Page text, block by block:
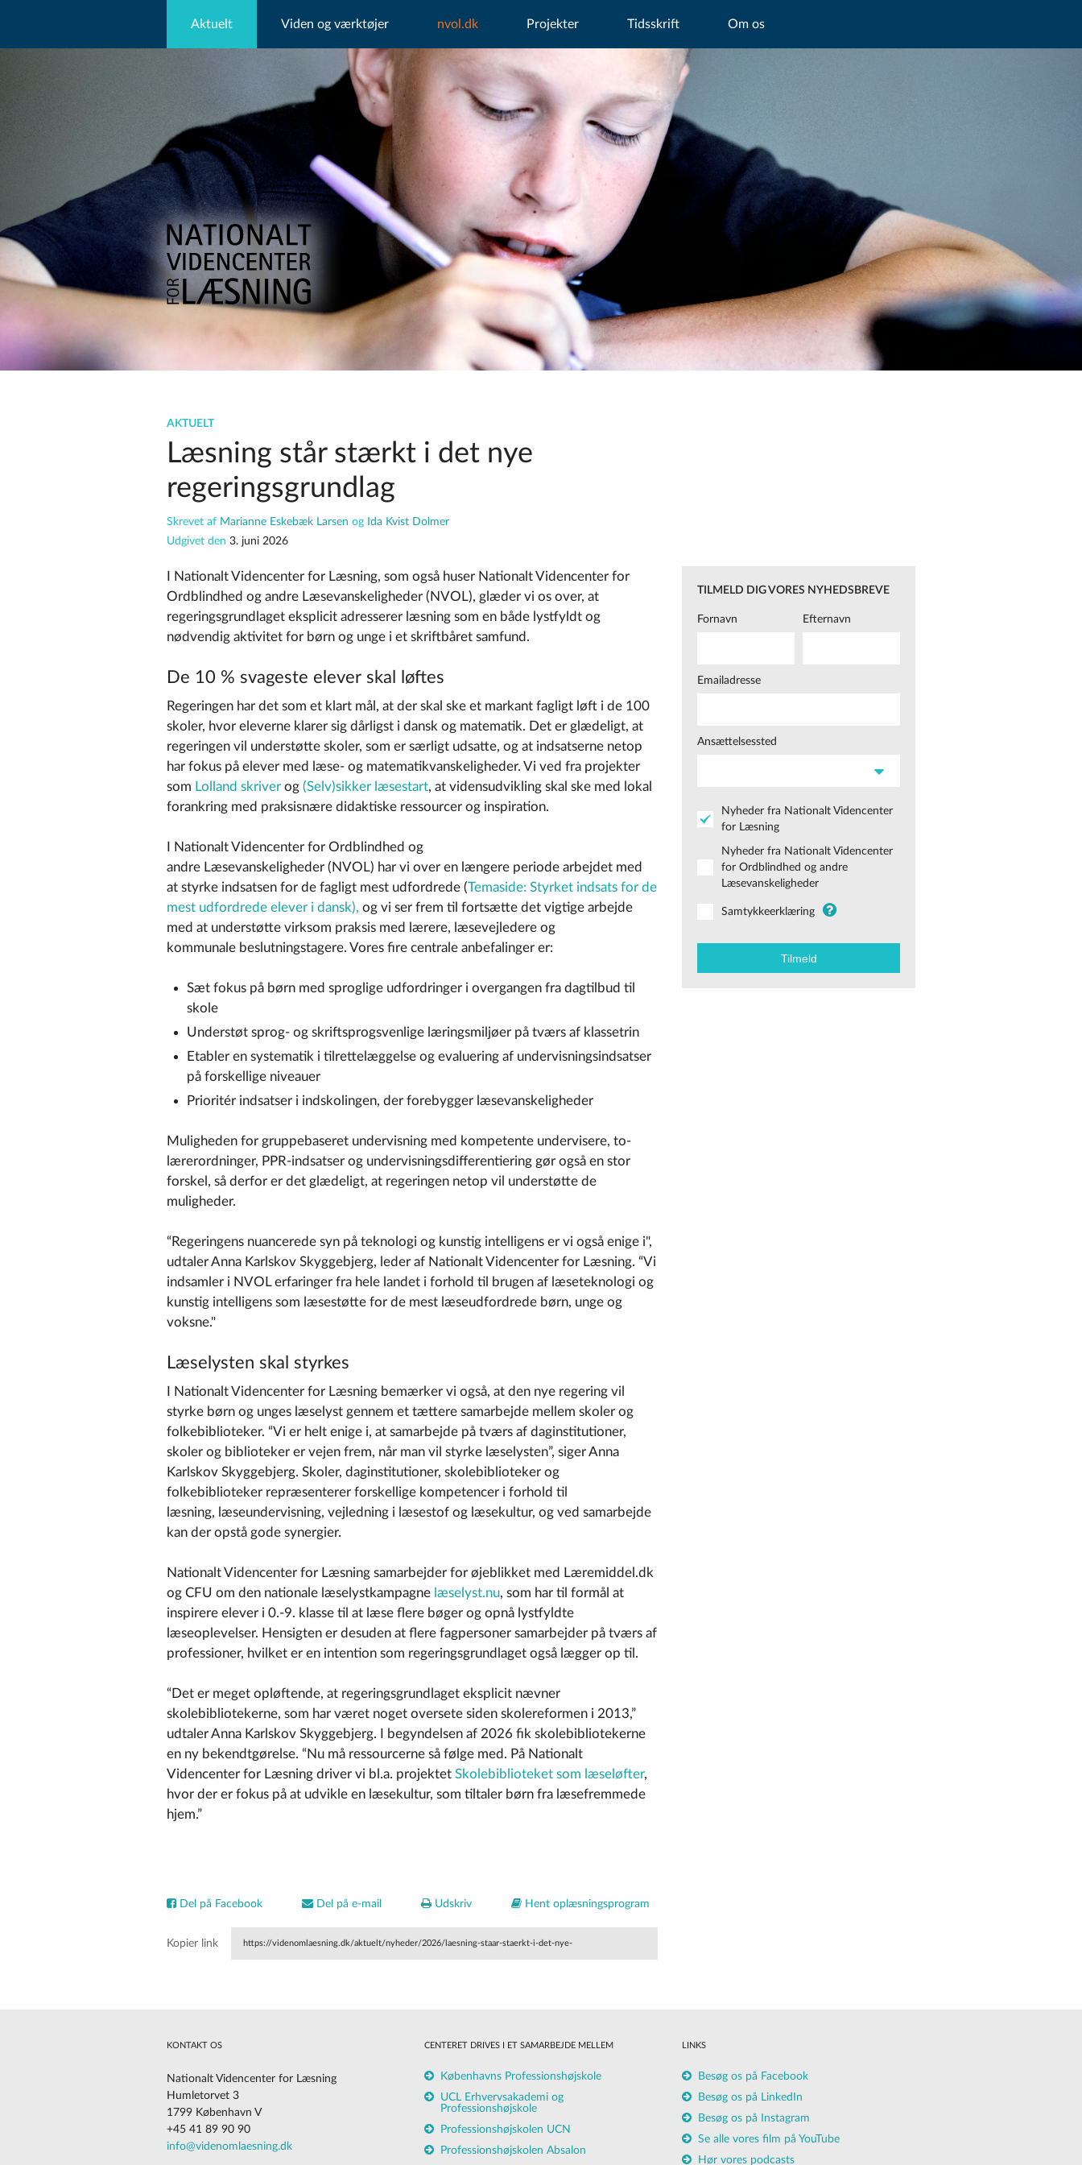
Aktuelt Viden og værktøjer nvol.dk Projekter Tidsskrift Om os
AKTUELT
Læsning står stærkt i det nye
regeringsgrundlag
Skrevet af Marianne Eskebæk Larsen og Ida Kvist Dolmer
Udgivet den 3. juni 2026
Nationalt Videncenter for Læsning, som også huser Nationalt Videncenter for
Ordblindhed og andre Læsevanskeligheder (NVOL), glæder vi os over, at
regeringsgrundlaget eksplicit adresserer læsning som en både lystfyldt og
nødvendig aktivitet for børn og unge i et skriftbåret samfund.
De 10 % svageste elever skal løftes
Regeringen har det som et klart mål, at der skal ske et markant fagligt løft i de 100
skoler, hvor eleverne klarer sig dårligst i dansk og matematik. Det er glædeligt, at
regeringen vil understøtte skoler, som er særligt udsatte, og at indsatserne netop
har fokus på elever med læse- og matematikvanskeligheder. Vi ved fra projekter
som Lolland skriver og (Selv)sikker læsestart, at vidensudvikling skal ske med lokal
forankring med praksisnære didaktiske ressourcer og inspiration.
Nationalt Videncenter for Ordblindhed og
andre Læsevanskeligheder (NVOL) har vi over en længere periode arbejdet med
at styrke indsatsen for de fagligt mest udfordrede (Temaside: Styrket indsats for de
mest udfordrede elever i dansk), og vi ser frem til fortsætte det vigtige arbejde
med at understøtte virksom praksis med lærere, læsevejledere og
kommunale beslutningstagere. Vores fire centrale anbefalinger er:
Sæt fokus på børn med sproglige udfordringer i overgangen fra dagtilbud til
skole
Understøt sprog- og skriftsprogsvenlige læringsmiljøer på tværs af klassetrin
Etabler en systematik i tilrettelæggelse og evaluering af undervisningsindsatser
på forskellige niveauer
Prioritér indsatser i indskolingen, der forebygger læsevanskeligheder
Muligheden for gruppebaseret undervisning med kompetente undervisere, to-
lærerordninger, PPR-indsatser og undervisningsdifferentiering gør også en stor
forskel, så derfor er det glædeligt, at regeringen netop vil understøtte de
muligheder.
“Regeringens nuancerede syn på teknologi og kunstig intelligens er vi også enige i",
udtaler Anna Karlskov Skyggebjerg, leder af Nationalt Videncenter for Læsning. “Vi
indsamler i NVOL erfaringer fra hele landet i forhold til brugen af læseteknologi og
kunstig intelligens som læsestøtte for de mest læseudfordrede børn, unge og
voksne."
Læselysten skal styrkes
I Nationalt Videncenter for Læsning bemærker vi også, at den nye regering vil
styrke børn og unges læselyst gennem et tættere samarbejde mellem skoler og
folkebiblioteker. “Vi er helt enige i, at samarbejde på tværs af daginstitutioner,
skoler og biblioteker er vejen frem, når man vil styrke læselysten”, siger Anna
Karlskov Skyggebjerg. Skoler, daginstitutioner, skolebiblioteker og
folkebiblioteker repræsenterer forskellige kompetencer i forhold til
læsning, læseundervisning, vejledning i læsestof og læsekultur, og ved samarbejde
kan der opstå gode synergier.
Nationalt Videncenter for Læsning samarbejder for øjeblikket med Læremiddel.dk
og CFU om den nationale læselystkampagne læselyst.nu, som har til formål at
inspirere elever i 0.-9. klasse til at læse flere bøger og opnå lystfyldte
læseoplevelser. Hensigten er desuden at flere fagpersoner samarbejder på tværs af
professioner, hvilket er en intention som regeringsgrundlaget også lægger op til.
“Det er meget opløftende, at regeringsgrundlaget eksplicit nævner
skolebibliotekerne, som har været noget oversete siden skolereformen i 2013,”
udtaler Anna Karlskov Skyggebjerg. I begyndelsen af 2026 fik skolebibliotekerne
en ny bekendtgørelse. “Nu må ressourcerne så følge med. På Nationalt
Videncenter for Læsning driver vi bl.a. projektet Skolebiblioteket som læseløfter,
hvor der er fokus på at udvikle en læsekultur, som tiltaler børn fra læsefremmede
hjem.”
Del på Facebook Del på e-mail Udskriv Hent oplæsningsprogram
Kopier link https://videnomlaesning.dk/aktuelt/nyheder/2026/laesning-staar-staerkt-i-det-nye-
TILMELD DIG VORES NYHEDSBREVE
Fornavn Efternavn
Emailadresse
Ansættelsessted
Nyheder fra Nationalt Videncenter
for Læsning
Nyheder fra Nationalt Videncenter
for Ordblindhed og andre
Læsevanskeligheder
Samtykkeerklæring
KONTAKT OS
Nationalt Videncenter for Læsning
Humletorvet 3
1799 København V
+45 41 89 90 90
info@videnomlaesning.dk
CENTERET DRIVES I ET SAMARBEJDE MELLEM
Københavns Professionshøjskole
UCL Erhvervsakademi og
Professionshøjskole
Professionshøjskolen UCN
Professionshøjskolen Absalon
LINKS
Besøg os på Facebook
Besøg os på LinkedIn
Besøg os på Instagram
Se alle vores film på YouTube
Hør vores podcasts
Cookies på vores website